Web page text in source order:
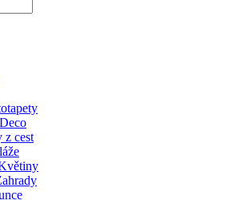
z cest